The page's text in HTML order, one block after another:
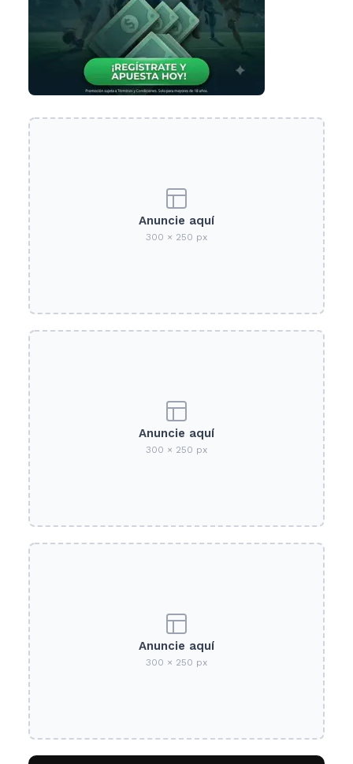
Anuncie aquí
300 × 250 px
Anuncie aquí
300 × 250 px
Anuncie aquí
300 × 250 px